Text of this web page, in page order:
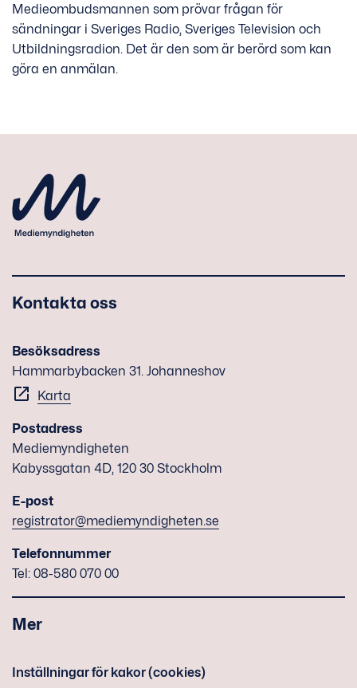
Medieombudsmannen som prövar frågan för
sändningar i Sveriges Radio, Sveriges Television och
Utbildningsradion. Det är den som är berörd som kan
göra en anmälan.
Kontakta oss
Besöksadress
Hammarbybacken 31. Johanneshov
Karta
Postadress
Mediemyndigheten
Kabyssgatan 4D, 120 30 Stockholm
E-post
registrator@mediemyndigheten.se
Telefonnummer
Tel: 08-580 070 00
Mer
Inställningar för kakor (cookies)